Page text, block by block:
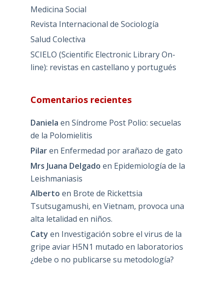
Medicina Social
Revista Internacional de Sociología
Salud Colectiva
SCIELO (Scientific Electronic Library On-
line): revistas en castellano y portugués
Comentarios recientes
Daniela en Síndrome Post Polio: secuelas
de la Polomielitis
Pilaren Enfermedad por arañazo de gato
Mrs Juana Delgado en Epidemiología de la
Leishmaniasis
Alberto en Brote de Rickettsia
Tsutsugamushi, en Vietnam, provoca una
alta letalidad en niños.
Caty en Investigación sobre el virus de la
gripe aviar H5N1 mutado en laboratorios
¿debe o no publicarse su metodología?